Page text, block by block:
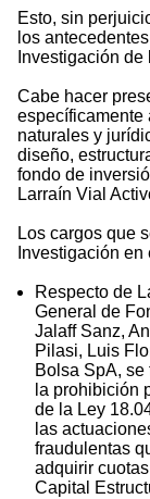
Esto, sin
los
Investigación
Cabe hacer
específicamente
naturales y
diseño,
fondo de
Larraín Vial
Los cargos que
Investigación
Respecto de
General de
Jalaff Sanz,
Pilasi, Luis
Bolsa SpA,
la prohibición
de la Ley
las
fraudulentas
adquirir
Capital